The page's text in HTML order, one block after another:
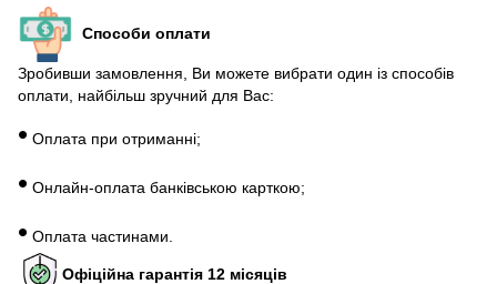
Способи оплати
Зробивши замовлення, Ви можете вибрати один із способів
оплати, найбільш зручний для Вас:
• Оплата при отриманні;
• Онлайн-оплата банківською карткою;
• Оплата частинами.
Офіційна гарантія 12 місяців